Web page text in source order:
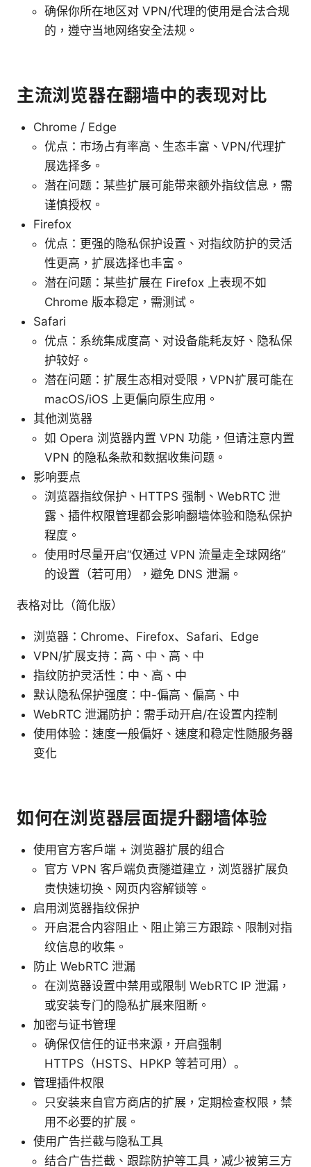
确保你所在地区对 VPN/代理的使用是合法合规
的，遵守当地网络安全法规。
主流浏览器在翻墙中的表现对比
Chrome / Edge
优点：市场占有率高、生态丰富、VPN/代理扩
展选择多。
潜在问题：某些扩展可能带来额外指纹信息，需
谨慎授权。
Firefox
优点：更强的隐私保护设置、对指纹防护的灵活
性更高，扩展选择也丰富。
潜在问题：某些扩展在 Firefox 上表现不如
Chrome 版本稳定，需测试。
Safari
优点：系统集成度高、对设备能耗友好、隐私保
护较好。
潜在问题：扩展生态相对受限，VPN扩展可能在
macOS/iOS 上更偏向原生应用。
其他浏览器
如 Opera 浏览器内置 VPN 功能，但请注意内置
VPN 的隐私条款和数据收集问题。
影响要点
浏览器指纹保护、HTTPS 强制、WebRTC 泄
露、插件权限管理都会影响翻墙体验和隐私保护
程度。
使用时尽量开启“仅通过 VPN 流量走全球网络”
的设置（若可用），避免 DNS 泄漏。
表格对比（简化版）
浏览器：Chrome、Firefox、Safari、Edge
VPN/扩展支持：高、中、高、中
指纹防护灵活性：中、高、中
默认隐私保护强度：中-偏高、偏高、中
WebRTC 泄漏防护：需手动开启/在设置内控制
使用体验：速度一般偏好、速度和稳定性随服务器
变化
如何在浏览器层面提升翻墙体验
使用官方客户端 + 浏览器扩展的组合
官方 VPN 客户端负责隧道建立，浏览器扩展负
责快速切换、网页内容解锁等。
启用浏览器指纹保护
开启混合内容阻止、阻止第三方跟踪、限制对指
纹信息的收集。
防止 WebRTC 泄漏
在浏览器设置中禁用或限制 WebRTC IP 泄漏，
或安装专门的隐私扩展来阻断。
加密与证书管理
确保仅信任的证书来源，开启强制
HTTPS（HSTS、HPKP 等若可用）。
管理插件权限
只安装来自官方商店的扩展，定期检查权限，禁
用不必要的扩展。
使用广告拦截与隐私工具
结合广告拦截、跟踪防护等工具，减少被第三方